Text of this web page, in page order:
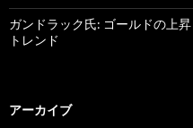
ガンドラック氏: ゴールドの上
トレンド
アーカイブ